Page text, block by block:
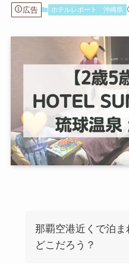
広告 ホテルレポート 沖縄県
那覇空港近くで泊ま
どこだろう？